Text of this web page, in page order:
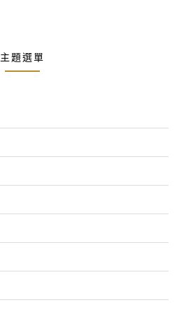
主題選單